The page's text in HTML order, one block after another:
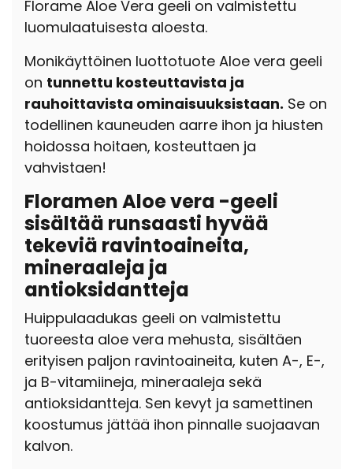
Florame Aloe Vera geeli on valmistettu
luomulaatuisesta aloesta.
Monikäyttöinen luottotuote Aloe vera geeli
on tunnettu kosteuttavista ja
rauhoittavista ominaisuuksistaan. Se on
todellinen kauneuden aarre ihon ja hiusten
hoidossa hoitaen, kosteuttaen ja
vahvistaen!
Floramen Aloe vera -geeli
sisältää runsaasti hyvää
tekeviä ravintoaineita,
mineraaleja ja
antioksidantteja
Huippulaadukas geeli on valmistettu
tuoreesta aloe vera mehusta, sisältäen
erityisen paljon ravintoaineita, kuten A-, E-,
ja B-vitamiineja, mineraaleja sekä
antioksidantteja. Sen kevyt ja samettinen
koostumus jättää ihon pinnalle suojaavan
kalvon.